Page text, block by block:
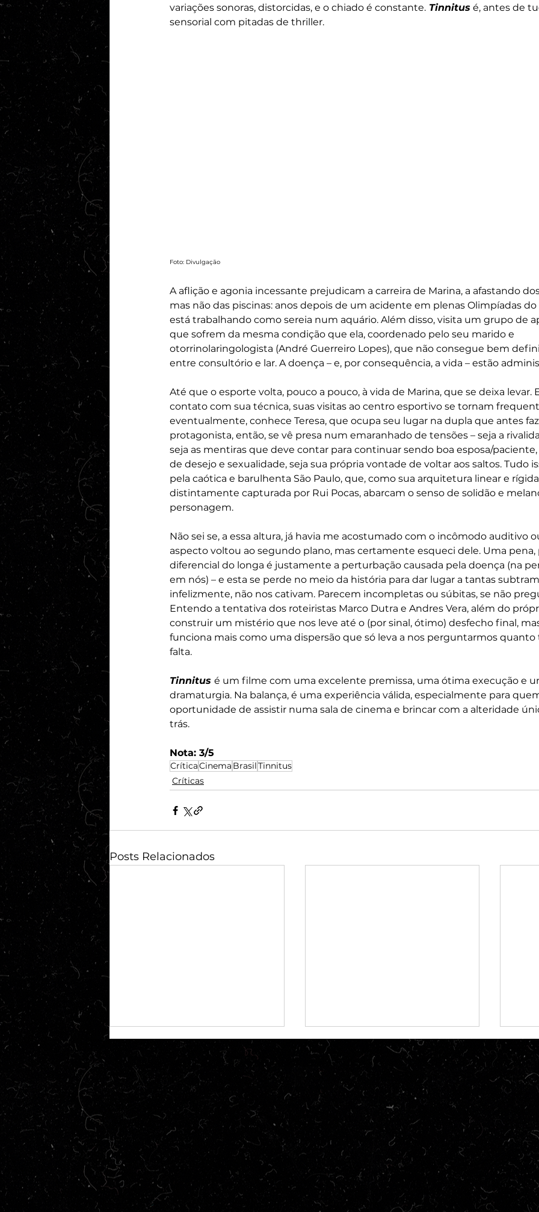
variações sonoras, distorcidas, e o chiado é constante. Tinnitus é, antes de
sensorial com pitadas de thriller.
Foto: Divulgação
A aflição e agonia incessante prejudicam a carreira de Marina, a afastando
mas não das piscinas: anos depois de um acidente em plenas Olimpíadas do
está trabalhando como sereia num aquário. Além disso, visita um grupo de
que sofrem da mesma condição que ela, coordenado pelo seu marido e
otorrinolaringologista (André Guerreiro Lopes), que não consegue bem
entre consultório e lar. A doença – e, por consequência, a vida – estão
Até que o esporte volta, pouco a pouco, à vida de Marina, que se deixa levar.
contato com sua técnica, suas visitas ao centro esportivo se tornam
eventualmente, conhece Teresa, que ocupa seu lugar na dupla que antes
protagonista, então, se vê presa num emaranhado de tensões – seja a
seja as mentiras que deve contar para continuar sendo boa esposa/paciente,
de desejo e sexualidade, seja sua própria vontade de voltar aos saltos. Tudo
pela caótica e barulhenta São Paulo, que, como sua arquitetura linear e
distintamente capturada por Rui Pocas, abarcam o senso de solidão e
personagem.
Não sei se, a essa altura, já havia me acostumado com o incômodo auditivo
aspecto voltou ao segundo plano, mas certamente esqueci dele. Uma pena,
diferencial do longa é justamente a perturbação causada pela doença (na
em nós) – e esta se perde no meio da história para dar lugar a tantas
infelizmente, não nos cativam. Parecem incompletas ou súbitas, se não
Entendo a tentativa dos roteiristas Marco Dutra e Andres Vera, além do
construir um mistério que nos leve até o (por sinal, ótimo) desfecho final,
funciona mais como uma dispersão que só leva a nos perguntarmos
falta.
Tinnitus é um filme com uma excelente premissa, uma ótima execução e
dramaturgia. Na balança, é uma experiência válida, especialmente para
oportunidade de assistir numa sala de cinema e brincar com a alteridade
trás.
Nota: 3/5
CríticaCinema BrasilTinnitus
Críticas
Posts Relacionados
Crítica | Medusa Deluxe
Crítica | Beau Tem Medo